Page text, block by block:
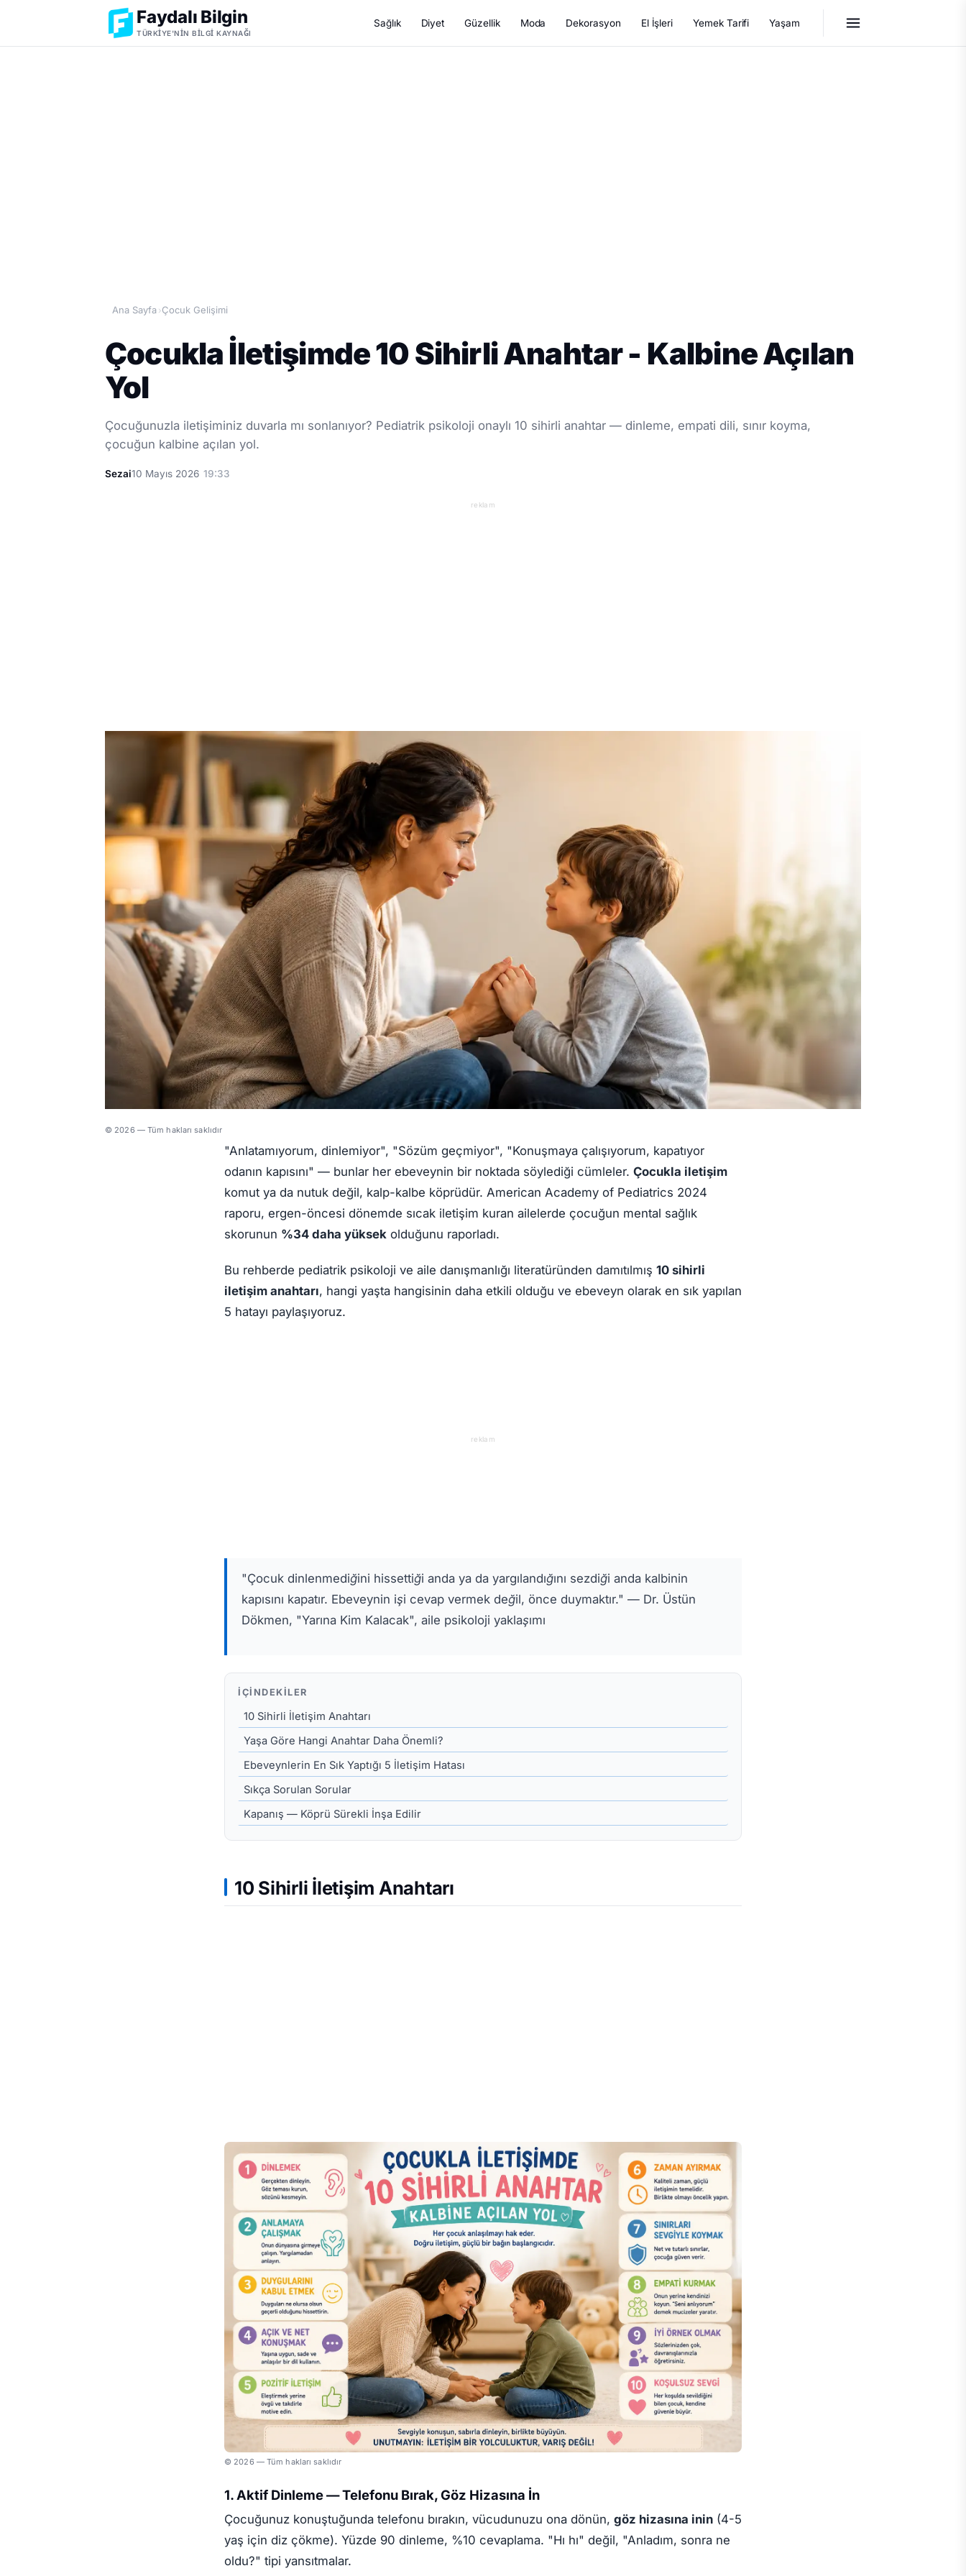
Faydalı Bilgin
TÜRKIYE'NIN BILGI KAYNAĞI
Sağlık Diyet Güzellik Moda Dekorasyon El İşleri Yemek Tarifi Yaşam
Ana Sayfa ›Çocuk Gelişimi
Çocukla İletişimde 10 Sihirli Anahtar - Kalbine Açılan
Yol
Çocuğunuzla iletişiminiz duvarla mı sonlanıyor? Pediatrik psikoloji onaylı 10 sihirli anahtar — dinleme, empati dili, sınır koyma,
çocuğun kalbine açılan yol.
Sezai10 Mayıs 2026 19:33
reklam
© 2026 — Tüm hakları saklıdır
"Anlatamıyorum, dinlemiyor", "Sözüm geçmiyor", "Konuşmaya çalışıyorum, kapatıyor
odanın kapısını" — bunlar her ebeveynin bir noktada söylediği cümleler. Çocukla iletişim
komut ya da nutuk değil, kalp-kalbe köprüdür. American Academy of Pediatrics 2024
raporu, ergen-öncesi dönemde sıcak iletişim kuran ailelerde çocuğun mental sağlık
skorunun %34 daha yüksek olduğunu raporladı.
Bu rehberde pediatrik psikoloji ve aile danışmanlığı literatüründen damıtılmış 10 sihirli
iletişim anahtarı, hangi yaşta hangisinin daha etkili olduğu ve ebeveyn olarak en sık yapılan
5 hatayı paylaşıyoruz.
reklam
"Çocuk dinlenmediğini hissettiği anda ya da yargılandığını sezdiği anda kalbinin
kapısını kapatır. Ebeveynin işi cevap vermek değil, önce duymaktır." — Dr. Üstün
Dökmen, "Yarına Kim Kalacak", aile psikoloji yaklaşımı
İÇINDEKILER
10 Sihirli İletişim Anahtarı
Yaşa Göre Hangi Anahtar Daha Önemli?
Ebeveynlerin En Sık Yaptığı 5 İletişim Hatası
Sıkça Sorulan Sorular
Kapanış — Köprü Sürekli İnşa Edilir
10 Sihirli İletişim Anahtarı
© 2026 — Tüm hakları saklıdır
1. Aktif Dinleme — Telefonu Bırak, Göz Hizasına İn
Çocuğunuz konuştuğunda telefonu bırakın, vücudunuzu ona dönün, göz hizasına inin (4-5
yaş için diz çökme). Yüzde 90 dinleme, %10 cevaplama. "Hı hı" değil, "Anladım, sonra ne
oldu?" tipi yansıtmalar.